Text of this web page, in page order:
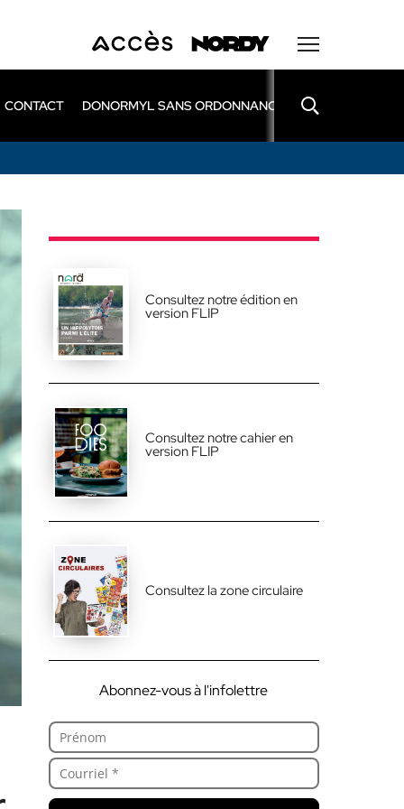
CONTACT DONORMYL SANS ORDONNANCE LEXOMIL SANS
Consultez notre édition en
version FLIP
Consultez notre cahier en
version FLIP
Consultez la zone circulaire
Abonnez-vous à l'infolettre